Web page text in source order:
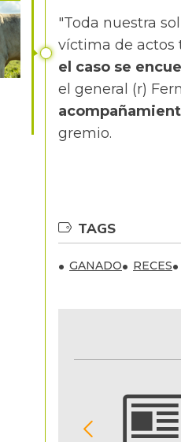
"Toda nuestra
víctima de actos
el caso se
el general (r)
gremio.
TAGS
GANADO RECES